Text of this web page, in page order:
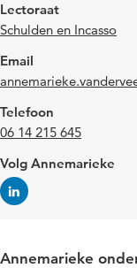
Lectoraat
Schulden en Incasso
Email
Telefoon
06 14 215 645
Volg Annemarieke
Annemarieke